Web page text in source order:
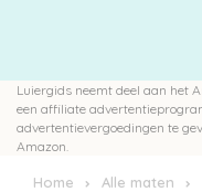
Luiergids neemt deel aan het
een affiliate
advertentievergoedingen te
Amazon.
Home Alle maten